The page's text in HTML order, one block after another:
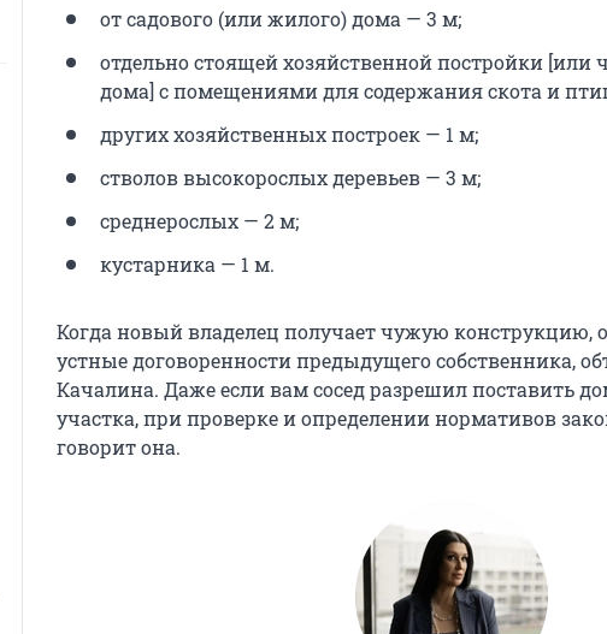
от садового (или жилого) дома — 3 м;
отдельно стоящей хозяйственной постройки [или
дома] с помещениями для содержания скота и
других хозяйственных построек — 1 м;
стволов высокорослых деревьев — 3 м;
среднерослых — 2 м;
кустарника — 1 м.
Когда новый владелец получает чужую конструкцию,
устные договоренности предыдущего собственника,
Качалина. Даже если вам сосед разрешил поставить
участка, при проверке и определении нормативов
говорит она.